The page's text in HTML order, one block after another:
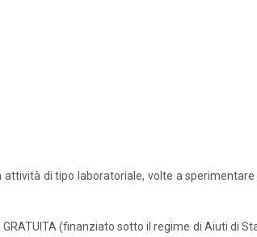
di tipo laboratoriale, volte a
(finanziato sotto il regime di Aiuti di